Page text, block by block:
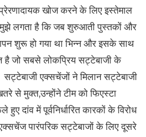
खोज करने के लिए इस्तेमाल
मुझे लगता है कि जब शुरुआती पुस्तकों और
शुरू हो गया था भिन्न और इसके साथ
है जो सबसे लोकप्रिय सट्टेबाजी के
एक्सचेंजों ने मिलान सट्टेबाजी
से मुक्त,उन्होंने टीम को फिएस्टा
दांव में पूर्वनिर्धारित कारकों के विरोध
पारंपरिक सट्टेबाजों के लिए दूसरे